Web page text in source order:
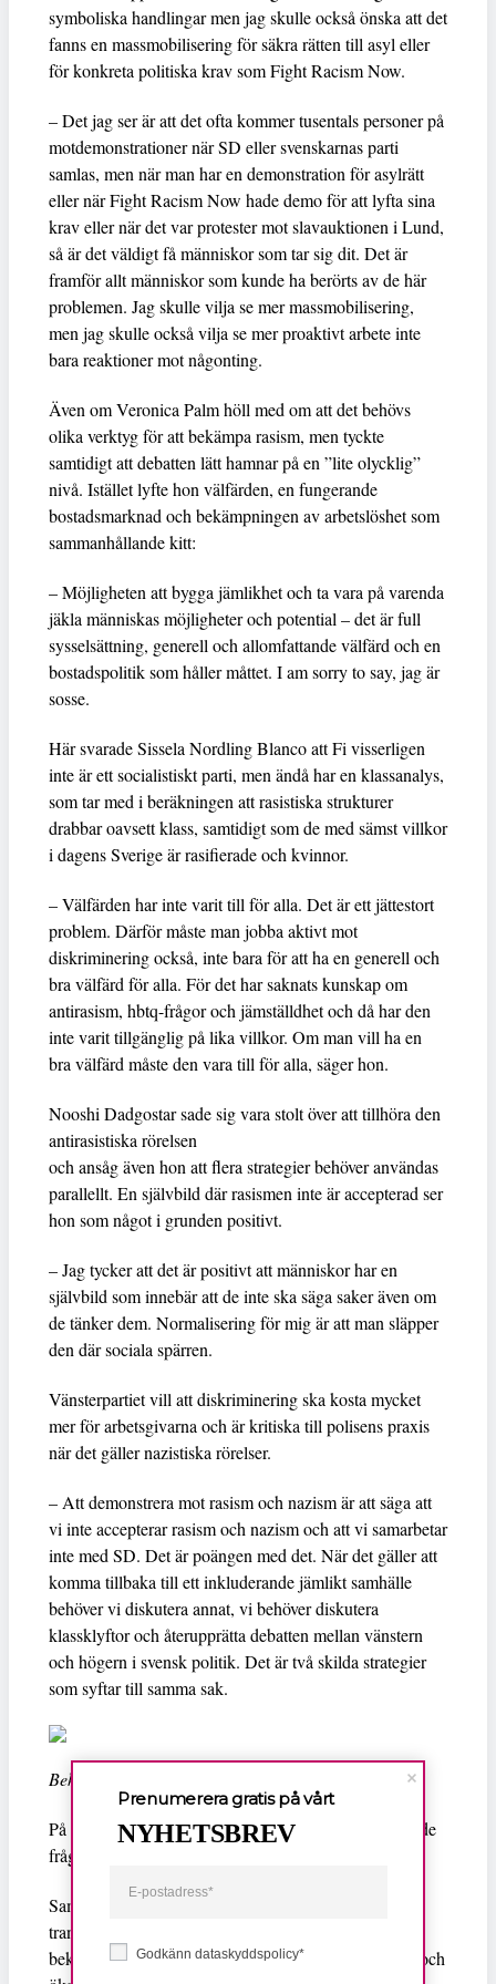
symboliska handlingar men jag skulle också önska att det
fanns en massmobilisering för säkra rätten till asyl eller
för konkreta politiska krav som Fight Racism Now.
– Det jag ser är att det ofta kommer tusentals personer på
motdemonstrationer när SD eller svenskarnas parti
samlas, men när man har en demonstration för asylrätt
eller när Fight Racism Now hade demo för att lyfta sina
krav eller när det var protester mot slavauktionen i Lund,
så är det väldigt få människor som tar sig dit. Det är
framför allt människor som kunde ha berörts av de här
problemen. Jag skulle vilja se mer massmobilisering,
men jag skulle också vilja se mer proaktivt arbete inte
bara reaktioner mot någonting.
Även om Veronica Palm höll med om att det behövs
olika verktyg för att bekämpa rasism, men tyckte
samtidigt att debatten lätt hamnar på en ”lite olycklig”
nivå. Istället lyfte hon välfärden, en fungerande
bostadsmarknad och bekämpningen av arbetslöshet som
sammanhållande kitt:
– Möjligheten att bygga jämlikhet och ta vara på varenda
jäkla människas möjligheter och potential – det är full
sysselsättning, generell och allomfattande välfärd och en
bostadspolitik som håller måttet. I am sorry to say, jag är
sosse.
Här svarade Sissela Nordling Blanco att Fi visserligen
inte är ett socialistiskt parti, men ändå har en klassanalys,
som tar med i beräkningen att rasistiska strukturer
drabbar oavsett klass, samtidigt som de med sämst villkor
i dagens Sverige är rasifierade och kvinnor.
– Välfärden har inte varit till för alla. Det är ett jättestort
problem. Därför måste man jobba aktivt mot
diskriminering också, inte bara för att ha en generell och
bra välfärd för alla. För det har saknats kunskap om
antirasism, hbtq-frågor och jämställdhet och då har den
inte varit tillgänglig på lika villkor. Om man vill ha en
bra välfärd måste den vara till för alla, säger hon.
Nooshi Dadgostar sade sig vara stolt över att tillhöra den
antirasistiska rörelsen
och ansåg även hon att flera strategier behöver användas
parallellt. En självbild där rasismen inte är accepterad ser
hon som något i grunden positivt.
– Jag tycker att det är positivt att människor har en
självbild som innebär att de inte ska säga saker även om
de tänker dem. Normalisering för mig är att man släpper
den där sociala spärren.
Vänsterpartiet vill att diskriminering ska kosta mycket
mer för arbetsgivarna och är kritiska till polisens praxis
när det gäller nazistiska rörelser.
– Att demonstrera mot rasism och nazism är att säga att
vi inte accepterar rasism och nazism och att vi samarbetar
inte med SD. Det är poängen med det. När det gäller att
komma tillbaka till ett inkluderande jämlikt samhälle
behöver vi diskutera annat, vi behöver diskutera
klassklyftor och återupprätta debatten mellan vänstern
och högern i svensk politik. Det är två skilda strategier
som syftar till samma sak.
Behrang Miri.
På slutet ställde Behrang Miri tre snabba, något ledande
frågor, som hela panelen svarade tveklöst ja på.
Samtliga lovade att driva att avskaffandet av den
transatlantiska slavhandeln ska bli en allmän högtid,
bekämpa islamofobi och afrofobi internt i sina partier och
Godkänn dataskyddspolicy*
Prenumerera gratis på vårt
NYHETSBREV